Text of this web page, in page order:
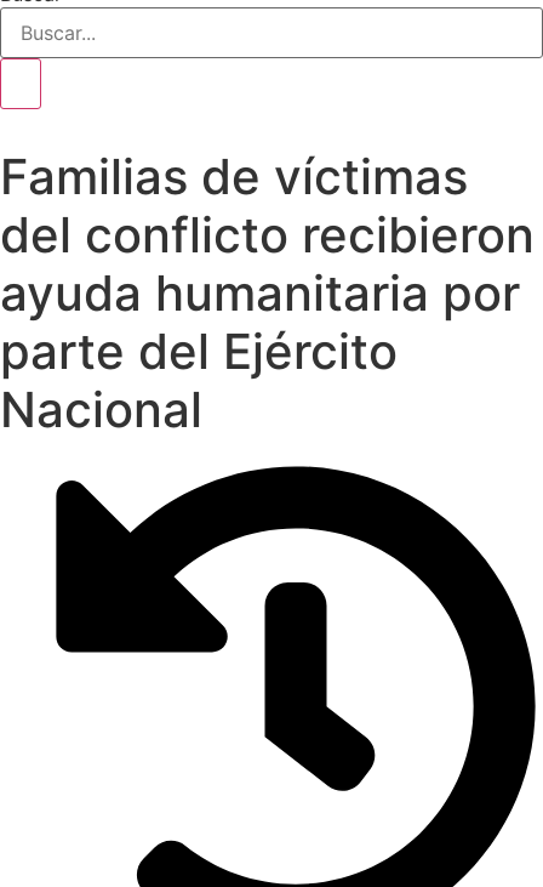
Familias de víctimas
del conflicto recibieron
ayuda humanitaria por
parte del Ejército
Nacional